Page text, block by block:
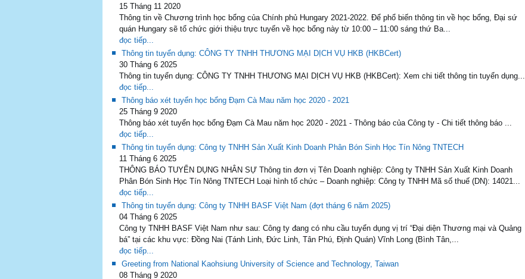
15 Tháng 11 2020
Thông tin về Chương trình học bổng của Chính phủ Hungary 2021-2022. Để phổ biến thông tin về học bổng, Đại sứ
quán Hungary sẽ tổ chức giới thiệu trực tuyến về học bổng này từ 10:00 – 11:00 sáng thứ Ba...
đọc tiếp...
Thông tin tuyển dụng: CÔNG TY TNHH THƯƠNG MẠI DỊCH VỤ HKB (HKBCert)
30 Tháng 6 2025
Thông tin tuyển dụng: CÔNG TY TNHH THƯƠNG MẠI DỊCH VỤ HKB (HKBCert): Xem chi tiết thông tin tuyển dụng...
đọc tiếp...
Thông báo xét tuyển học bổng Đạm Cà Mau năm học 2020 - 2021
25 Tháng 9 2020
Thông báo xét tuyển học bổng Đạm Cà Mau năm học 2020 - 2021 - Thông báo của Công ty - Chi tiết thông báo ...
đọc tiếp...
Thông tin tuyển dụng: Công ty TNHH Sản Xuất Kinh Doanh Phân Bón Sinh Học Tín Nông TNTECH
11 Tháng 6 2025
THÔNG BÁO TUYỂN DỤNG NHÂN SỰ Thông tin đơn vị Tên Doanh nghiệp: Công ty TNHH Sản Xuất Kinh Doanh
Phân Bón Sinh Học Tín Nông TNTECH Loại hình tổ chức – Doanh nghiệp: Công ty TNHH Mã số thuế (DN): 14021...
đọc tiếp...
Thông tin tuyển dụng: Công ty TNHH BASF Việt Nam (đợt tháng 6 năm 2025)
04 Tháng 6 2025
Công ty TNHH BASF Việt Nam như sau: Công ty đang có nhu cầu tuyển dụng vị trí “Đại diện Thương mại và Quảng
bá” tại các khu vực: Đồng Nai (Tánh Linh, Đức Linh, Tân Phú, Định Quán) Vĩnh Long (Bình Tân,...
đọc tiếp...
Greeting from National Kaohsiung University of Science and Technology, Taiwan
08 Tháng 9 2020